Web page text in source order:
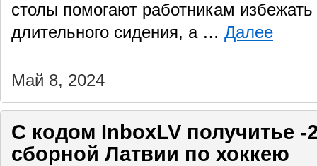
столы помогают работникам
длительного сидения, а … Далее
Май 8, 2024
С кодом InboxLV получитьe -
сборной Латвии по хоккею